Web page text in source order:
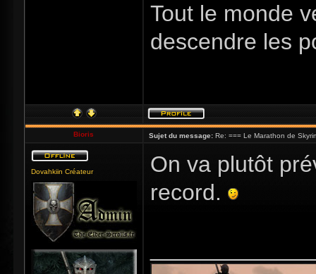
Tout le monde
descendre les
Bioris Sujet du message: Re: === Le Marathon de
Dovahkiin Créateur
On va plutôt
record.